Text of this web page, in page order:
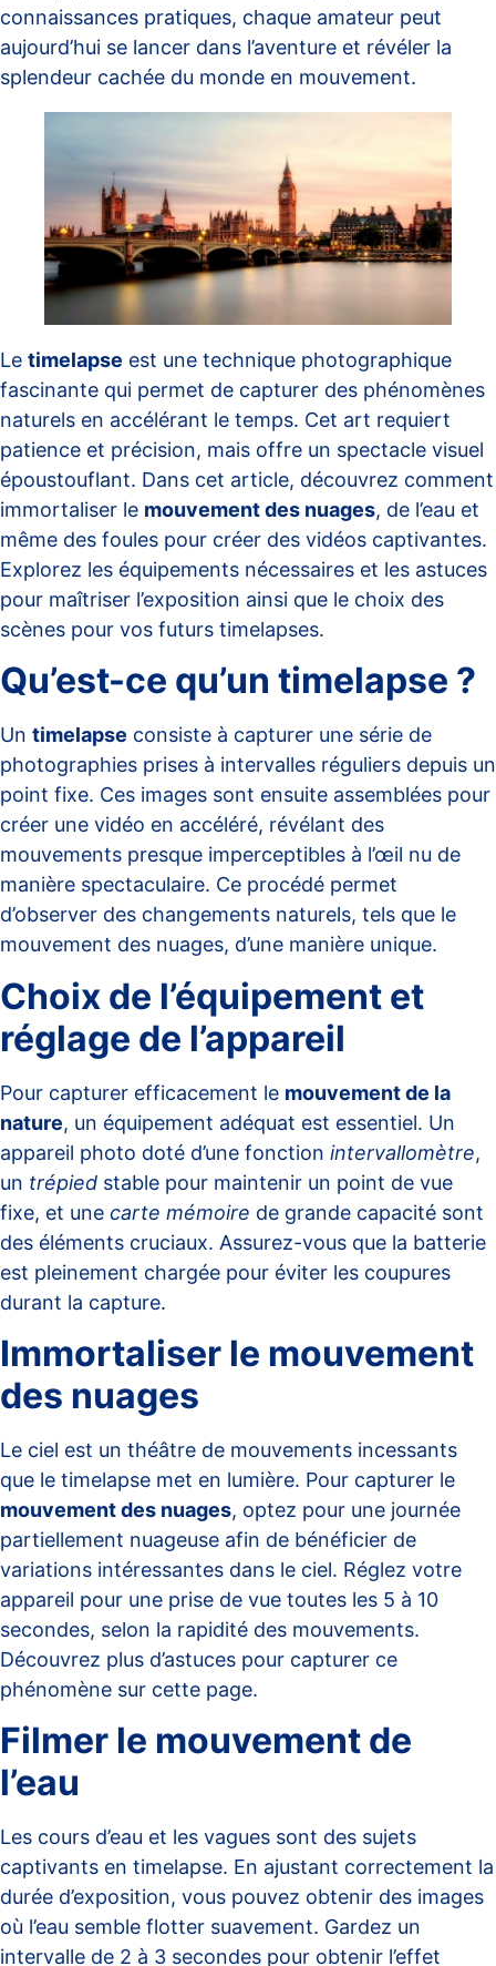
connaissances pratiques, chaque amateur peut
aujourd’hui se lancer dans l’aventure et révéler la
splendeur cachée du monde en mouvement.
Le timelapse est une technique photographique
fascinante qui permet de capturer des phénomènes
naturels en accélérant le temps. Cet art requiert
patience et précision, mais offre un spectacle visuel
époustouflant. Dans cet article, découvrez comment
immortaliser le mouvement des nuages, de l’eau et
même des foules pour créer des vidéos captivantes.
Explorez les équipements nécessaires et les astuces
pour maîtriser l’exposition ainsi que le choix des
scènes pour vos futurs timelapses.
Qu’est-ce qu’un timelapse ?
Un timelapse consiste à capturer une série de
photographies prises à intervalles réguliers depuis un
point fixe. Ces images sont ensuite assemblées pour
créer une vidéo en accéléré, révélant des
mouvements presque imperceptibles à l’œil nu de
manière spectaculaire. Ce procédé permet
d’observer des changements naturels, tels que le
mouvement des nuages, d’une manière unique.
Choix de l’équipement et
réglage de l’appareil
Pour capturer efficacement le mouvement de la
nature, un équipement adéquat est essentiel. Un
appareil photo doté d’une fonction intervallomètre,
un trépied stable pour maintenir un point de vue
fixe, et une carte mémoire de grande capacité sont
des éléments cruciaux. Assurez-vous que la batterie
est pleinement chargée pour éviter les coupures
durant la capture.
Immortaliser le mouvement
des nuages
Le ciel est un théâtre de mouvements incessants
que le timelapse met en lumière. Pour capturer le
mouvement des nuages, optez pour une journée
partiellement nuageuse afin de bénéficier de
variations intéressantes dans le ciel. Réglez votre
appareil pour une prise de vue toutes les 5 à 10
secondes, selon la rapidité des mouvements.
Découvrez plus d’astuces pour capturer ce
phénomène sur cette page.
Filmer le mouvement de
l’eau
Les cours d’eau et les vagues sont des sujets
captivants en timelapse. En ajustant correctement la
durée d’exposition, vous pouvez obtenir des images
où l’eau semble flotter suavement. Gardez un
intervalle de 2 à 3 secondes pour obtenir l’effet